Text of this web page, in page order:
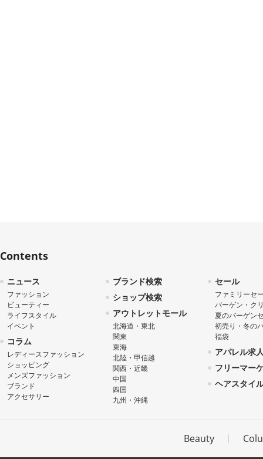
Contents
ニュース
ファッション
ビューティー
ライフスタイル
イベント
コラム
レディースファッション
ショッピング
メンズファッション
ブランド
アクセサリー
ブランド検索
ショップ検索
アウトレットモール
北海道・東北
関東
東海
北陸・甲信越
関西・近畿
中国
四国
九州・沖縄
セール
ファミリーセ
バーゲン・ク
夏のバーゲン
初売り・冬の
福袋
アパレル求
フリーマー
ヘアスタイ
Beauty